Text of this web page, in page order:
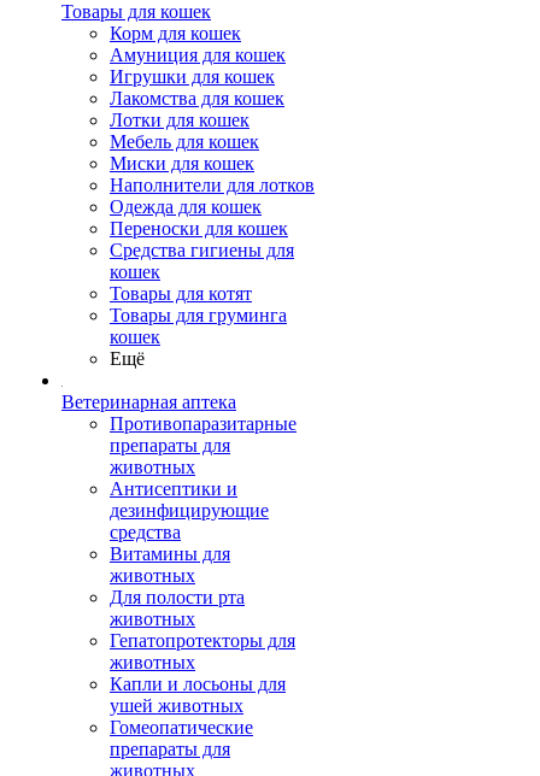
Товары для кошек
Корм для кошек
Амуниция для кошек
Игрушки для кошек
Лакомства для кошек
Лотки для кошек
Мебель для кошек
Миски для кошек
Наполнители для лотков
Одежда для кошек
Переноски для кошек
Средства гигиены для
кошек
Товары для котят
Товары для груминга
кошек
Ещё
Ветеринарная аптека
Противопаразитарные
препараты для
животных
Антисептики и
дезинфицирующие
средства
Витамины для
животных
Для полости рта
животных
Гепатопротекторы для
животных
Капли и лосьоны для
ушей животных
Гомеопатические
препараты для
животных